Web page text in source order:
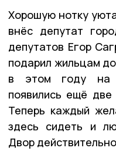
Хорошую нотку
внёс депутат
депутатов Егор
подарил жильцам
в этом году на
появились ещё две
Теперь каждый
здесь сидеть и
Двор